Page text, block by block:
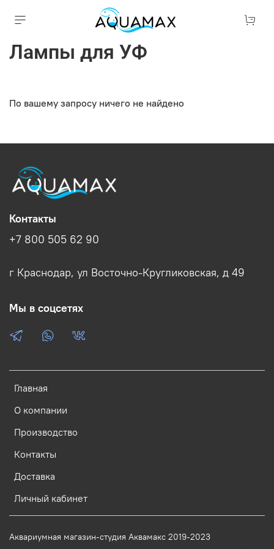
Лампы для УФ
По вашему запросу ничего не найдено
Главная
О компании
Производство
Контакты
Доставка
Личный кабинет
Контакты
+7 800 505 62 90
г Краснодар, ул Восточно-Кругликовская, д 49
Мы в соцсетях
Аквариумная магазин-студия Аквамакс 2019-2023